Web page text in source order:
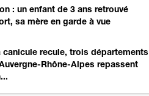
: un enfant de 3 ans retrouvé
sa mère en garde à vue
canicule recule, trois départements
Rhône-Alpes repassent